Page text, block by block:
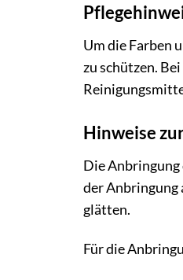
Um die Farben
zu schützen.
Hinweise
Die Anbringung
der Anbringung
glätten.
Für die